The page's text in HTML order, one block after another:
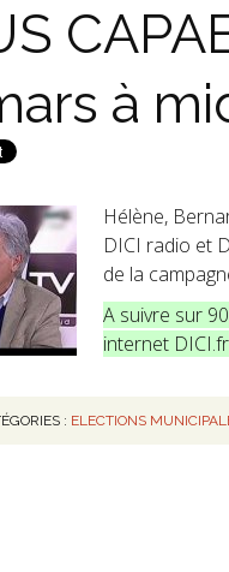
à
Hélène,
DICI radio et
de la
A suivre sur
internet DICI.fr
: ELECTIONS